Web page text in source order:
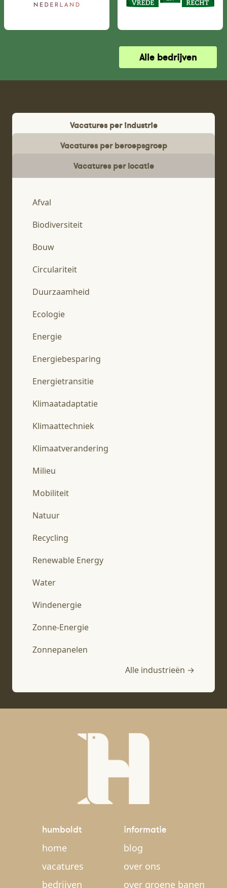
Alle bedrijven
Vacatures per industrie
Vacatures per beroepsgroep
Vacatures per locatie
Afval
Biodiversiteit
Bouw
Circulariteit
Duurzaamheid
Ecologie
Energie
Energiebesparing
Energietransitie
Klimaatadaptatie
Klimaattechniek
Klimaatverandering
Milieu
Mobiliteit
Natuur
Recycling
Renewable Energy
Water
Windenergie
Zonne-Energie
Zonnepanelen
Alle industrieën →
humboldt
home
vacatures
bedrijven
informatie
blog
over ons
over groene banen